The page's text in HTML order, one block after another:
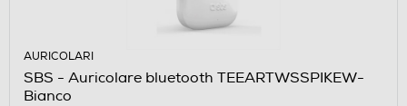
AURICOLARI
SBS - Auricolare bluetooth TEEARTWSSPIKEW-
Bianco